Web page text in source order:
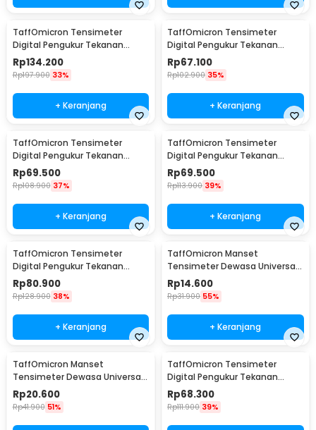
TaffOmicron Tensimeter
Digital Pengukur Tekanan
Darah Wrist Monitor Bahasa
Indonesia - RZ-204
Rp134.200
Rp197.900 33%
+ Keranjang
TaffOmicron Tensimeter
Digital Pengukur Tekanan
Darah Dual Power - BW-3205
Rp67.100
Rp102.900 35%
+ Keranjang
TaffOmicron Tensimeter
Digital Pengukur Tekanan
Darah English Voice - A01
Rp69.500
Rp108.900 37%
+ Keranjang
TaffOmicron Tensimeter
Digital Pengukur Tekanan
Darah Dual Power without
Voice - BW-750
Rp69.500
Rp113.900 39%
+ Keranjang
TaffOmicron Tensimeter
Digital Pengukur Tekanan
Darah Dual Power with Voice -
BW-750
Rp80.900
Rp128.900 38%
+ Keranjang
TaffOmicron Manset
Tensimeter Dewasa Universal
Arm Cuff Replacement 22-
32cm - B02
Rp14.600
Rp31.900 55%
+ Keranjang
TaffOmicron Manset
Tensimeter Dewasa Universal
Arm Cuff Replacement 22-
48cm - B02
Rp20.600
Rp41.900 51%
TaffOmicron Tensimeter
Digital Pengukur Tekanan
Darah Indonesia Voice - BW-
3205
Rp68.300
Rp111.900 39%